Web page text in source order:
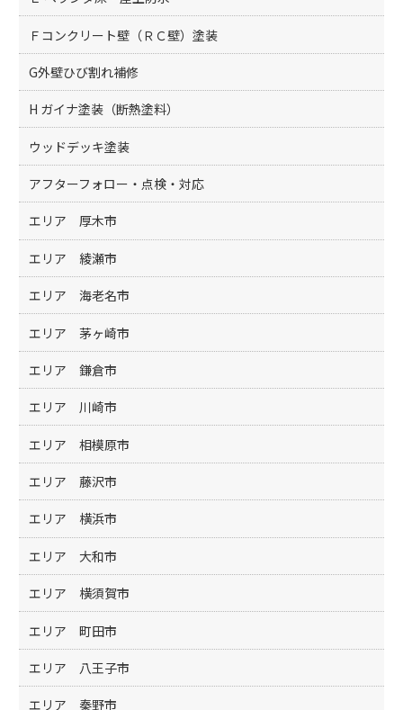
Ｆコンクリート壁（ＲＣ壁）塗装
G外壁ひび割れ補修
H ガイナ塗装（断熱塗料）
ウッドデッキ塗装
アフターフォロー・点検・対応
エリア 厚木市
エリア 綾瀬市
エリア 海老名市
エリア 茅ヶ崎市
エリア 鎌倉市
エリア 川崎市
エリア 相模原市
エリア 藤沢市
エリア 横浜市
エリア 大和市
エリア 横須賀市
エリア 町田市
エリア 八王子市
エリア 秦野市